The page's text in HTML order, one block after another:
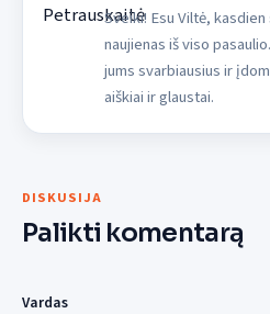
Sveiki! Esu Viltė,
naujienas iš viso
jums svarbiausius ir
aiškiai ir glaustai.
DISKUSIJA
Palikti komentarą
Vardas